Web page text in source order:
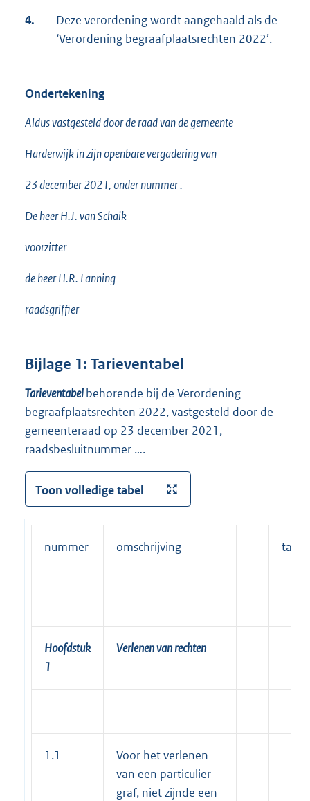
4.
Deze verordening wordt aangehaald als de
‘Verordening begraafplaatsrechten 2022’.
Ondertekening
Aldus vastgesteld door de raad van de gemeente
Harderwijk in zijn openbare vergadering van
23 december 2021, onder nummer .
De heer H.J. van Schaik
voorzitter
de heer H.R. Lanning
raadsgriffier
Bijlage 1: Tarieventabel
Tarieventabelbehorende bij de Verordening
begraafplaatsrechten 2022, vastgesteld door de
gemeenteraad op 23 december 2021,
raadsbesluitnummer ….
Toon volledige tabel
nummer omschrijving tarief
Hoofdstuk
1
Verlenen van rechten
1.1
Voor het verlenen
van een particulier
graf, niet zijnde een